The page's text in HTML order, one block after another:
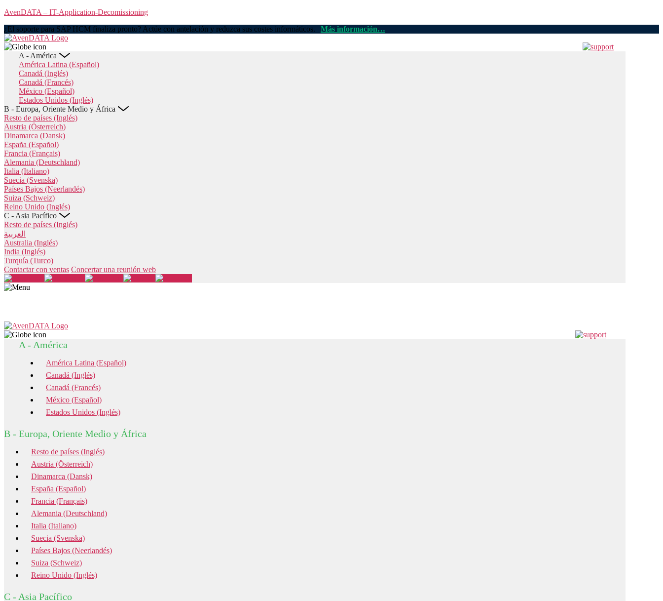
Skip
the
content
AvenDATA – IT-Application-Decomissioning
¿El soporte para SAP HCM finaliza pronto? Actúe con antelación y reduzca sus costes informáticos.
Más información…
A - América
América Latina (Español)
Canadá (Inglés)
Canadá (Francés)
México (Español)
Estados Unidos (Inglés)
B - Europa, Oriente Medio y África
Resto de países (Inglés)
Austria (Österreich)
Dinamarca (Dansk)
España (Español)
Francia (Français)
Alemania (Deutschland)
Italia (Italiano)
Suecia (Svenska)
Países Bajos (Neerlandés)
Suiza (Schweiz)
Reino Unido (Inglés)
C - Asia Pacífico
Resto de países (Inglés)
العربية
Australia (Inglés)
India (Inglés)
Turquía (Turco)
Contactar con ventas Concertar una reunión web
A - América
América Latina (Español)
Canadá (Inglés)
Canadá (Francés)
México (Español)
Estados Unidos (Inglés)
B - Europa, Oriente Medio y África
Resto de países (Inglés)
Austria (Österreich)
Dinamarca (Dansk)
España (Español)
Francia (Français)
Alemania (Deutschland)
Italia (Italiano)
Suecia (Svenska)
Países Bajos (Neerlandés)
Suiza (Schweiz)
Reino Unido (Inglés)
C - Asia Pacífico